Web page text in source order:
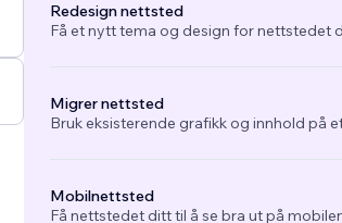
Redesign nettsted
Få et nytt tema og design for nettstedet
Migrer nettsted
Bruk eksisterende grafikk og innhold på
Mobilnettsted
Få nettstedet ditt til å se bra ut på